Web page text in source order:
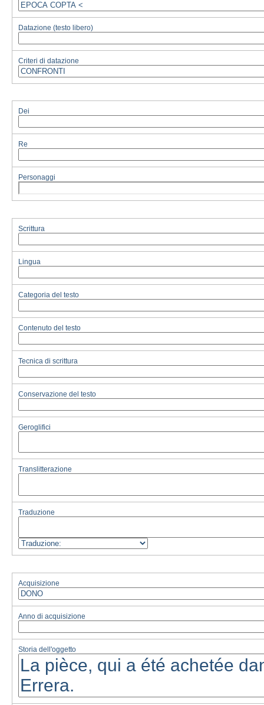
Datazione (testo libero)
Criteri di datazione
Dei
Re
Personaggi
Scrittura
Lingua
Categoria del testo
Contenuto del testo
Tecnica di scrittura
Conservazione del testo
Geroglifici
Translitterazione
Traduzione
Acquisizione
Anno di acquisizione
Storia dell'oggetto